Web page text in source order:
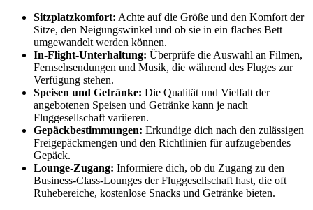
Sitzplatzkomfort: Achte auf die Größe und den Komfort der
Sitze, den Neigungswinkel und ob sie in ein flaches Bett
umgewandelt werden können.
In-Flight-Unterhaltung: Überprüfe die Auswahl an Filmen,
Fernsehsendungen und Musik, die während des Fluges zur
Verfügung stehen.
Speisen und Getränke: Die Qualität und Vielfalt der
angebotenen Speisen und Getränke kann je nach
Fluggesellschaft variieren.
Gepäckbestimmungen: Erkundige dich nach den zulässigen
Freigepäckmengen und den Richtlinien für aufzugebendes
Gepäck.
Lounge-Zugang: Informiere dich, ob du Zugang zu den
Business-Class-Lounges der Fluggesellschaft hast, die oft
Ruhebereiche, kostenlose Snacks und Getränke bieten.